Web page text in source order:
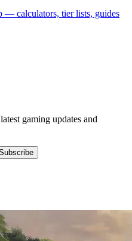
— calculators, tier lists, guides
gaming updates and